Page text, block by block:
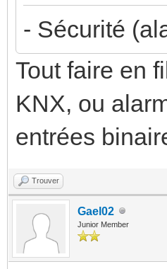
- Sécurité
Tout faire en
KNX, ou
entrées
Trouver
Gael02
Junior Member